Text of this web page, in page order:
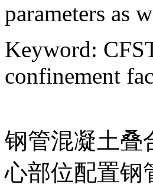
parameters as
Keyword:
confinement
钢管混凝土叠
心部位配置钢